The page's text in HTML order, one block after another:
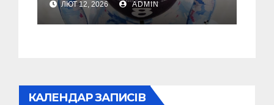
допомагати зупиняти
війни, а не підігравати
ЛЮТ 12, 2026 ADMIN
КАЛЕНДАР ЗАПИСІВ